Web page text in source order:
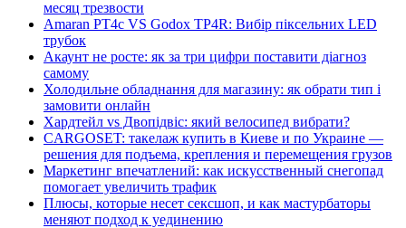
месяц трезвости
Amaran PT4c VS Godox TP4R: Вибір піксельних LED
трубок
Акаунт не росте: як за три цифри поставити діагноз
самому
Холодильне обладнання для магазину: як обрати тип і
замовити онлайн
Хардтейл vs Двопідвіс: який велосипед вибрати?
CARGOSET: такелаж купить в Киеве и по Украине —
решения для подъема, крепления и перемещения грузов
Маркетинг впечатлений: как искусственный снегопад
помогает увеличить трафик
Плюсы, которые несет сексшоп, и как мастурбаторы
меняют подход к уединению